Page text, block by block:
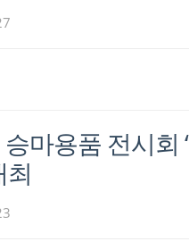
마용품 전시회